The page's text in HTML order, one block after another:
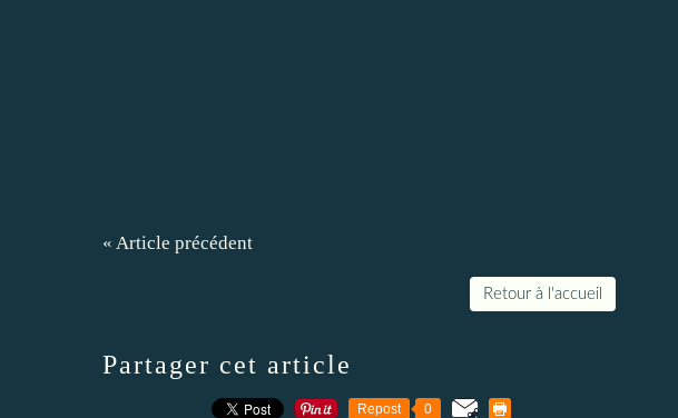
« Article précédent
Retour à l'accueil
Partager cet article
Repost 0